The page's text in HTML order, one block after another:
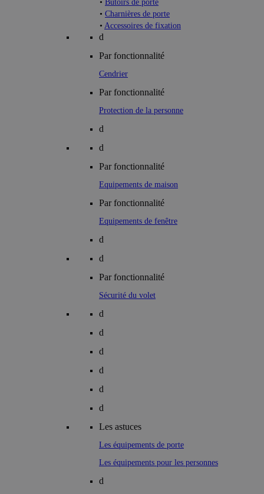
• Butoirs de porte
• Charnières de porte
• Accessoires de fixation
d
Par fonctionnalité
Cendrier
Par fonctionnalité
Protection de la personne
d
d
Par fonctionnalité
Equipements de maison
Par fonctionnalité
Equipements de fenêtre
d
d
Par fonctionnalité
Sécurité du volet
d
d
d
d
d
d
Les astuces
Les équipements de porte
Les équipements pour les personnes
d